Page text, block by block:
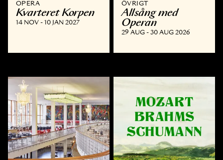
OPERA
Kvarteret Korpen
14 NOV - 10 JAN 2027
ÖVRIGT
Allsång med
Operan
29 AUG - 30 AUG 2026